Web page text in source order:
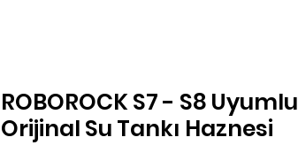
ROBOROCK S7 - S8 Uyumlu
Orijinal Su Tankı Haznesi